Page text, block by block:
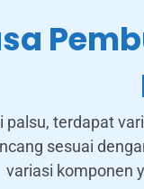
terdapat
sesuai
variasi komponen